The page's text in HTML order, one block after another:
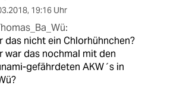
, 19:16 Uhr
das nicht ein Chlorhühnchen?
war das nochmal mit den
gefährdeten AKW´s in